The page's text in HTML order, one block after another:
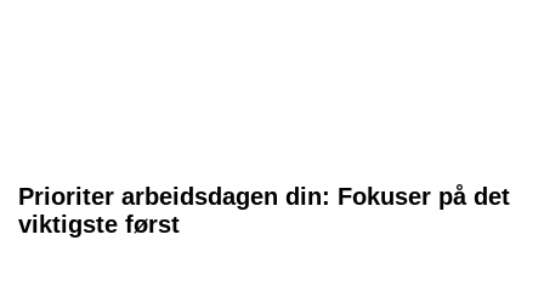
Prioriter arbeidsdagen din: Fokuser på det
viktigste først